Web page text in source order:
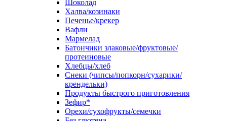
Шоколад
Халва/козинаки
Печенье/крекер
Вафли
Мармелад
Батончики злаковые/фруктовые/
протеиновые
Хлебцы/хлеб
Снеки (чипсы/попкорн/сухарики/
крендельки)
Продукты быстрого приготовления
Зефир*
Орехи/сухофрукты/семечки